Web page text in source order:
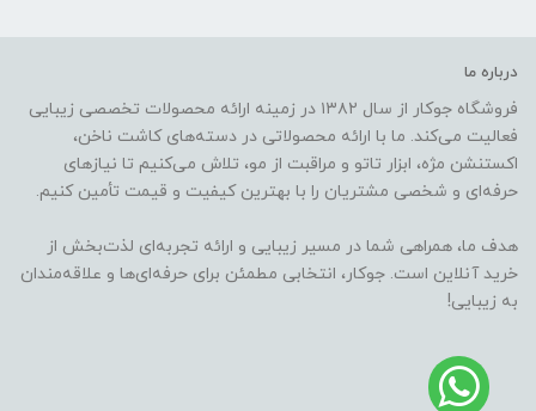
درباره ما
فروشگاه جوکار از سال ۱۳۸۲ در زمینه ارائه محصولات تخصصی زیبایی
فعالیت می‌کند. ما با ارائه محصولاتی در دسته‌های کاشت ناخن،
اکستنشن مژه، ابزار تاتو و مراقبت از مو، تلاش می‌کنیم تا نیازهای
حرفه‌ای و شخصی مشتریان را با بهترین کیفیت و قیمت تأمین کنیم.
هدف ما، همراهی شما در مسیر زیبایی و ارائه تجربه‌ای لذت‌بخش از
خرید آنلاین است. جوکار، انتخابی مطمئن برای حرفه‌ای‌ها و علاقه‌مندان
به زیبایی!